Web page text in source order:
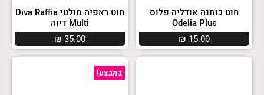
חוט כותנה אודליה פלוס
Odelia Plus
₪ 15.00
חוט ראפיה מולטי Diva Raffia
Multi דיוה
₪ 35.00
במבצע!